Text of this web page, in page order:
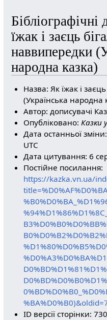
Бібліографічні
їжак і заєць
наввипередки
народна казка)
Назва: Як їжак і
(Українська народна
Автор: дописувачі
Опубліковано:Казки
Дата останньої
UTC
Дата цитування: 6
Постійне посилання:
https://kazka.vn.ua/
ID версії сторінки: